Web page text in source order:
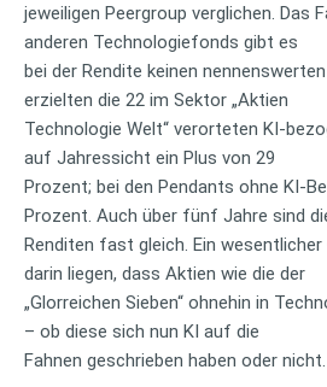
jeweiligen Peergroup verglichen. Das
anderen Technologiefonds gibt es
bei der Rendite keinen
erzielten die 22 im Sektor „Aktien
Technologie Welt“ verorteten KI-
auf Jahressicht ein Plus von 29
Prozent; bei den Pendants ohne KI-
Prozent. Auch über fünf Jahre sind
Renditen fast gleich. Ein
darin liegen, dass Aktien wie die der
„Glorreichen Sieben“ ohnehin in
– ob diese sich nun KI auf die
Fahnen geschrieben haben oder nicht.